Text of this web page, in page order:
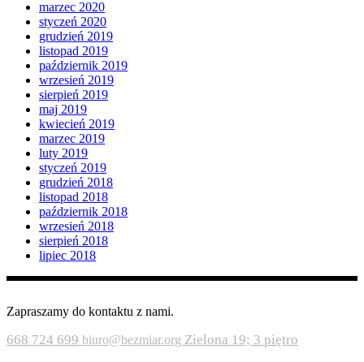
marzec 2020
styczeń 2020
grudzień 2019
listopad 2019
październik 2019
wrzesień 2019
sierpień 2019
maj 2019
kwiecień 2019
marzec 2019
luty 2019
styczeń 2019
grudzień 2018
listopad 2018
październik 2018
wrzesień 2018
sierpień 2018
lipiec 2018
Zapraszamy do kontaktu z nami.
668 724 699 biuro@bezmiar.org Zielona 19; 3 piętro